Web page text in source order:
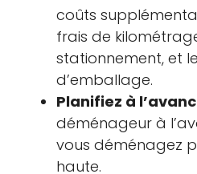
coûts
frais de
stationnement, et
d’emballage.
Planifiez à
déménageur à
vous déménagez
haute.